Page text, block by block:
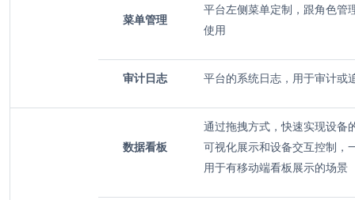
菜单管理
平台左侧菜单定制，跟角色管
使用
审计日志 平台的系统日志，用于审计或
数据看板
通过拖拽方式，快速实现设备
可视化展示和设备交互控制，
用于有移动端看板展示的场景